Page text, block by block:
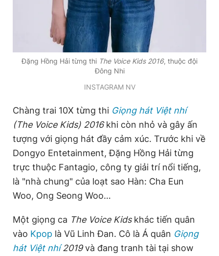
Đặng Hồng Hải từng thi The Voice Kids 2016, thuộc đội
Đông Nhi
INSTAGRAM NV
Chàng trai 10X từng thi Giọng hát Việt nhí
(The Voice Kids) 2016khi còn nhỏ và gây ấn
tượng với giọng hát đầy cảm xúc. Trước khi về
Dongyo Entetainment, Đặng Hồng Hải từng
trực thuộc Fantagio, công ty giải trí nổi tiếng,
là "nhà chung" của loạt sao Hàn: Cha Eun
Woo, Ong Seong Woo…
Một giọng ca The Voice Kidskhác tiến quân
vào Kpop là Vũ Linh Đan. Cô là Á quân Giọng
hát Việt nhí2019và đang tranh tài tại show